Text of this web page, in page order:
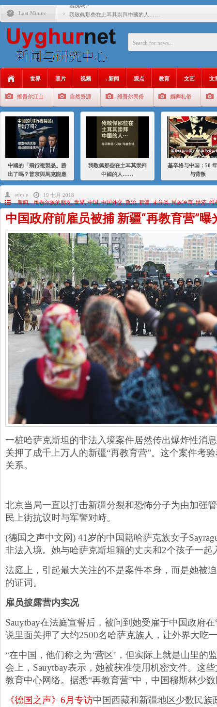
Last Minute
羞愧嗎？
我敬佩那些在土耳其崇拜中國的人……
基辛格与中国：50 年的爱与背叛
年的百年關係
大一统情结使魏京生失去理智 / 伊利夏提
伊利夏提：在自责与内疚中的挣扎
伊利夏提：消失在集中营的红衣女孩
伊利夏提：维吾尔种族灭绝
世界 照片 视频 . 新闻 观点 教育 文艺 文
维吾尔江山 自然资源 维吾尔民俗 婚葬礼俗
中國的「飛行複製品」勝
出了嗎？普京與馬克龍應
我敬佩那些在土耳其崇拜
中國的人……
基辛格与中国：50
与背叛
admin
19 七月 2018
. 新闻,. 维吾尔族的朋友,世界,中国,中国外交,政治,新疆,未分类,民族冲突,经济,维
中国政府前雇员被捕 新疆“再教育营”曝
一桩哈萨克斯坦的非法入境案件居然传出爆炸性消
关押了成千上万人的新疆“再教育营”。这个案件考
关系。
北京当局一直以打击新疆分裂和恐怖分子为由加强
民上街抗议时与军警对峙。
(德国之声中文网) 41岁的中国籍哈萨克族女子
非法入境。她与哈萨克斯坦籍的丈夫和2个孩子一起
法庭上，引起最大关注的不是案件本身，而是她被
的证词。
雇员披露营内实况
Sauytbay在法庭宣誓后，被问到她受雇于中国政府
说里面关押了大约2500名哈萨克族人，让外界大吃
“在中国，他们称之为‘营区’，但实际上就是山里的
会上，Sauytbay表示，她被获准使用机密文件。这
教育中心网络。据悉“再教育营”中，中国穆斯林少
《德国之声》6月专访中国西藏和新疆地区少数民族